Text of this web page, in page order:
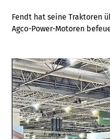
Fendt hat seine Traktoren
Agco-Power-Motoren